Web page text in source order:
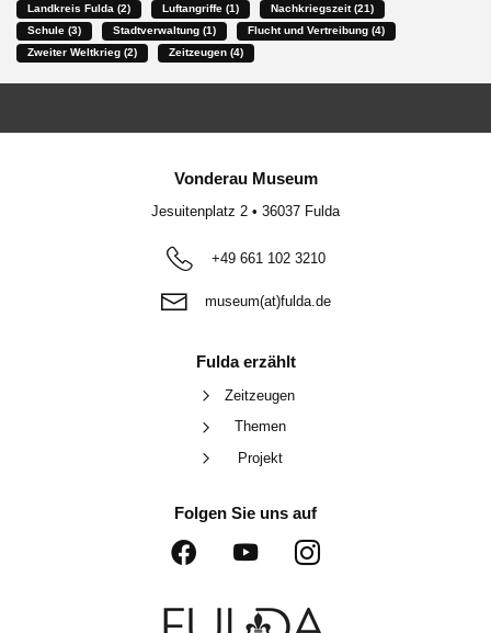
Landkreis Fulda (2)
Luftangriffe (1)
Nachkriegszeit (21)
Schule (3)
Stadtverwaltung (1)
Flucht und Vertreibung (4)
Zweiter Weltkrieg (2)
Zeitzeugen (4)
Vonderau Museum
Jesuitenplatz 2 • 36037 Fulda
+49 661 102 3210
museum(at)fulda.de
Fulda erzählt
Zeitzeugen
Themen
Projekt
Folgen Sie uns auf